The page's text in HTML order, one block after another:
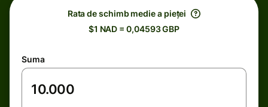
Rata de schimb medie a pieței
$1 NAD = 0,04593 GBP
Suma